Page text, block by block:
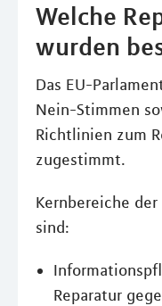
Welche
wurden
Das EU-
Nein-Stimmen
Richtlinien zum
zugestimmt.
Kernbereiche
sind:
Reparatur